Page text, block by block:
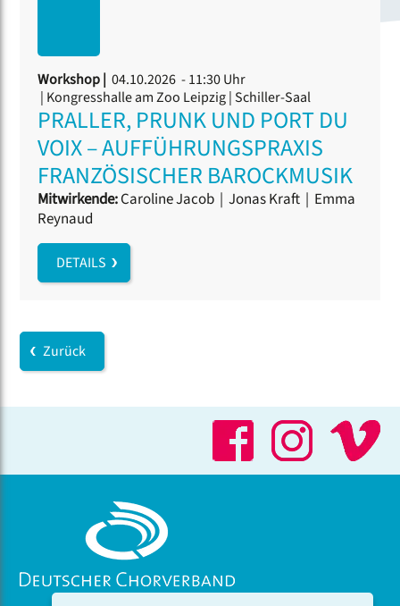
Workshop | 04.10.2026 - 11:30 Uhr
| Kongresshalle am Zoo Leipzig | Schiller-Saal
PRALLER, PRUNK UND PORT DU
VOIX – AUFFÜHRUNGSPRAXIS
FRANZÖSISCHER BAROCKMUSIK
Mitwirkende:Caroline Jacob | Jonas Kraft | Emma
Reynaud
DETAILS
Zurück